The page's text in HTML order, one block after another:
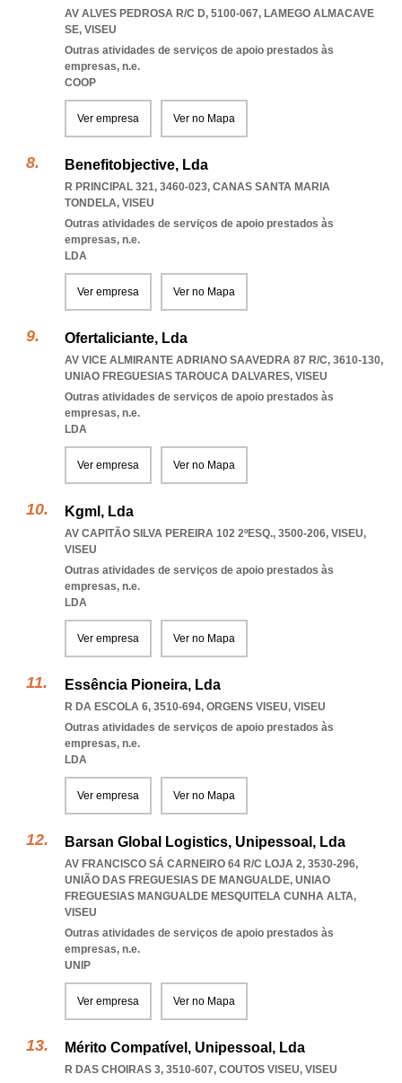
AV ALVES PEDROSA R/C D, 5100-067, LAMEGO ALMACAVE
SE, VISEU
Outras atividades de serviços de apoio prestados às
empresas, n.e.
COOP
Ver empresa Ver no Mapa
Benefitobjective, Lda
R PRINCIPAL 321, 3460-023, CANAS SANTA MARIA
TONDELA, VISEU
Outras atividades de serviços de apoio prestados às
empresas, n.e.
LDA
Ver empresa Ver no Mapa
Ofertaliciante, Lda
AV VICE ALMIRANTE ADRIANO SAAVEDRA 87 R/C, 3610-130,
UNIAO FREGUESIAS TAROUCA DALVARES, VISEU
Outras atividades de serviços de apoio prestados às
empresas, n.e.
LDA
Ver empresa Ver no Mapa
Kgml, Lda
AV CAPITÃO SILVA PEREIRA 102 2ºESQ., 3500-206, VISEU,
VISEU
Outras atividades de serviços de apoio prestados às
empresas, n.e.
LDA
Ver empresa Ver no Mapa
Essência Pioneira, Lda
R DA ESCOLA 6, 3510-694, ORGENS VISEU, VISEU
Outras atividades de serviços de apoio prestados às
empresas, n.e.
LDA
Ver empresa Ver no Mapa
Barsan Global Logistics, Unipessoal, Lda
AV FRANCISCO SÁ CARNEIRO 64 R/C LOJA 2, 3530-296,
UNIÃO DAS FREGUESIAS DE MANGUALDE, UNIAO
FREGUESIAS MANGUALDE MESQUITELA CUNHA ALTA,
VISEU
Outras atividades de serviços de apoio prestados às
empresas, n.e.
UNIP
Ver empresa Ver no Mapa
Mérito Compatível, Unipessoal, Lda
R DAS CHOIRAS 3, 3510-607, COUTOS VISEU, VISEU